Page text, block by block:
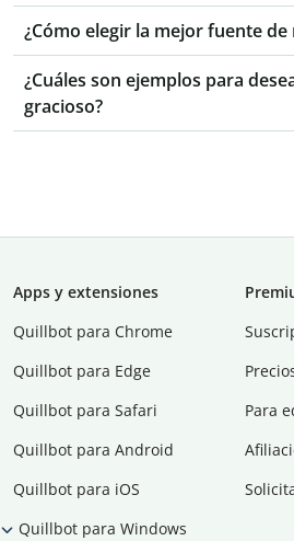
¿Cómo elegir la mejor fuente
¿Cuáles son ejemplos para
gracioso?
Apps y extensiones
Quillbot para Chrome
Quillbot para Edge
Quillbot para Safari
Quillbot para Android
Quillbot para iOS
Quillbot para Windows
Para